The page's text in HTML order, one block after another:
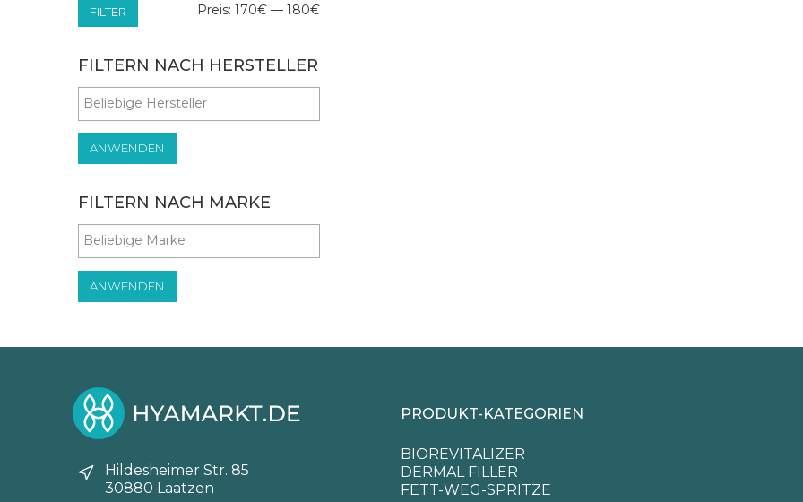
Min.
Max.
FILTER Preis: 170€ — 180€
FILTERN NACH HERSTELLER
ANWENDEN
FILTERN NACH MARKE
ANWENDEN
Hildesheimer Str. 85
30880 Laatzen
PRODUKT-KATEGORIEN
BIOREVITALIZER
DERMAL FILLER
FETT-WEG-SPRITZE